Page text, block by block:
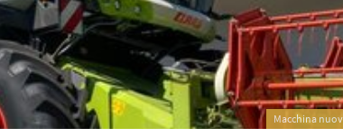
Macchina